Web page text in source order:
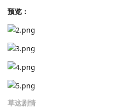
预览：
草这剧情